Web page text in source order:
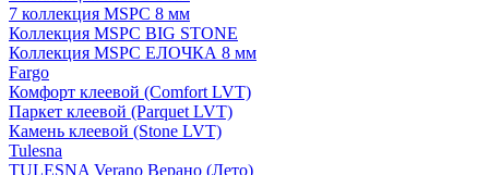
7 коллекция MSPC 8 мм
Коллекция MSPC BIG STONE
Коллекция MSPC ЕЛОЧКА 8 мм
Fargo
Комфорт клеевой (Comfort LVT)
Паркет клеевой (Parquet LVT)
Камень клеевой (Stone LVT)
Tulesna
TULESNA Verano Верано (Лето)